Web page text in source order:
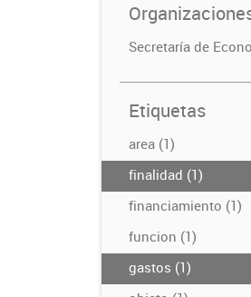
Secretaría de
Etiquetas
area (1)
finalidad (1)
financiamiento (1)
funcion (1)
gastos (1)